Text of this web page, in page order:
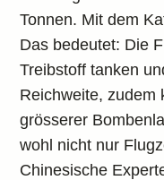
Tonnen. Mit dem
Das bedeutet: Die
Treibstoff tanken
Reichweite, zudem
grösserer
wohl nicht nur
Chinesische